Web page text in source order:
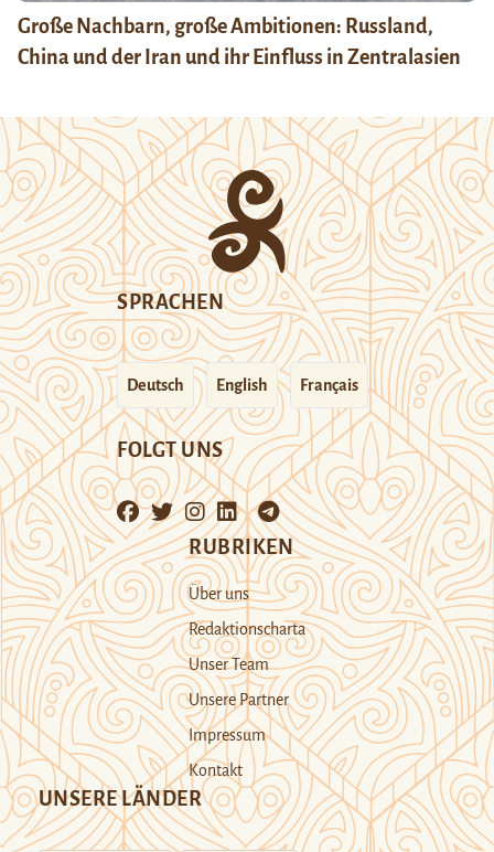
Große Nachbarn, große Ambitionen: Russland,
China und der Iran und ihr Einfluss in Zentralasien
SPRACHEN
Deutsch English Français
FOLGT UNS
RUBRIKEN
Über uns
Redaktionscharta
Unser Team
Unsere Partner
Impressum
Kontakt
UNSERE LÄNDER